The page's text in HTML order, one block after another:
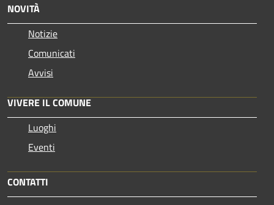
NOVITÀ
Notizie
Comunicati
Avvisi
VIVERE IL COMUNE
Luoghi
Eventi
CONTATTI